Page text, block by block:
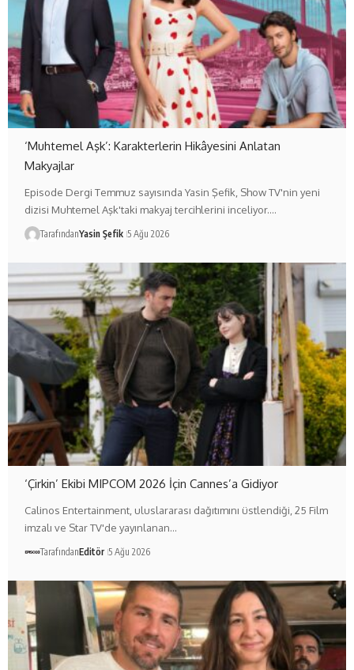
‘Muhtemel Aşk’: Karakterlerin Hikâyesini Anlatan
Makyajlar
Episode Dergi Temmuz sayısında Yasin Şefik, Show TV'nin yeni
dizisi Muhtemel Aşk'taki makyaj tercihlerini inceliyor.…
TarafındanYasin Şefik 5 Ağu 2026
‘Çirkin’ Ekibi MIPCOM 2026 İçin Cannes’a Gidiyor
Calinos Entertainment, uluslararası dağıtımını üstlendiği, 25 Film
imzalı ve Star TV'de yayınlanan…
TarafındanEditör 5 Ağu 2026